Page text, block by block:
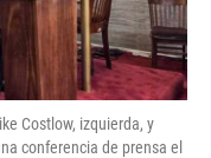
Costlow, izquierda, y
conferencia de prensa el